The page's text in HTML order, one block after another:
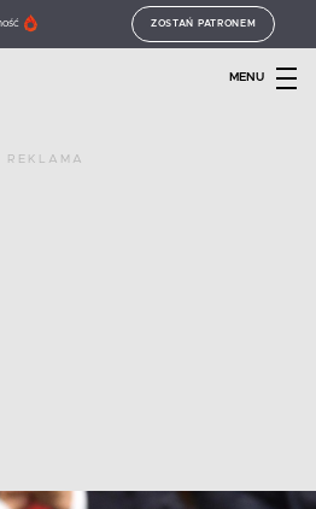
ZOSTAŃ PATRONEM
MENU
REKLAMA